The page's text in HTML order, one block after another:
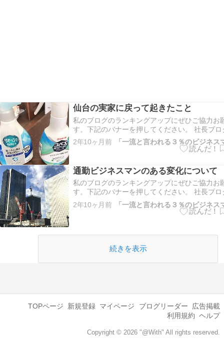
仙台の実家に戻って起きたこと
私のブログのランキングアップにぜひご協力お
す。下記のバナーを押してください。 社長ブロ
ング 仙台市ランキング こちらもよろしくお願
にほんブログ村 両親がまだ健在で二人で生活
生活に不安があるため…
2年10ヶ月前
通勤ビジネスマンのある変化について
私のブログのランキングアップにぜひご協力お
す。下記のバナーを押してください。 社長ブロ
ング 仙台市ランキング こちらもよろしくお願
にほんブログ村 私のブログでも過去何回か取り
2年10ヶ月前
続きを表示
TOPページ 新規登録 マイページ ブログリーダー
広告掲載
利用規約 ヘルプ
Copyright © 2026 "@With" All rights reserved.